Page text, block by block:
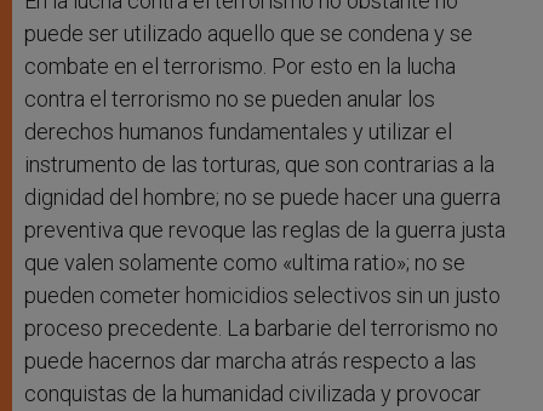
puede ser utilizado aquello que se condena y se
combate en el terrorismo. Por esto en la lucha
contra el terrorismo no se pueden anular los
derechos humanos fundamentales y utilizar el
instrumento de las torturas, que son contrarias a la
dignidad del hombre; no se puede hacer una guerra
preventiva que revoque las reglas de la guerra justa
que valen solamente como «ultima ratio»; no se
pueden cometer homicidios selectivos sin un justo
proceso precedente. La barbarie del terrorismo no
puede hacernos dar marcha atrás respecto a las
conquistas de la humanidad civilizada y provocar